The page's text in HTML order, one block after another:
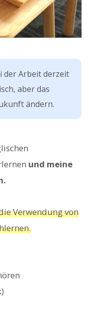
der Arbeit derzeit
aber das
ändern.
und meine
Verwendung von